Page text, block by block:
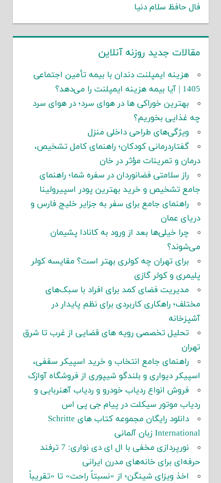
فال حافظ سلام دنیا
مقالات جدید روزنه آنلاین
هزینه ایمپلنت دندان با بیمه تأمین اجتماعی
1405 | آیا بیمه هزینه ایمپلنت را می‌دهد؟
بهترین خوراکی ها در هوای سرد؛ در هوای سرد
چه غذایی بخوریم؟
ویژگی‌های طراحی داخلی منزل
گفتاردرمانی کودکان؛ راهنمای کامل تشخیص،
درمان و تمرینات مؤثر در خان
راز سلامتی فضانوردان در سفره شما؛ راهنمای
جامع تشخیص و خرید بهترین پودر اسپیرولینا
راهنمای جامع برای سفر به جزایر خلیج فارس و
دریای عمان
چرا خیلی‌ها بعد از ورود به کانادا پشیمان
می‌شوند؟
برای تهران چه کولری بهتر است؟ مقایسه کولر
پلیمری و کولر گازی
مدیریت فضای کمد برای افراد با سبک‌های
مختلف؛ راهکاری کاربردی برای نظم پایدار در
آشپزخانه
تحلیل تخصصی رویه های قضایی از غرب تا شرق
تهران
راهنمای جامع انتخاب و خرید اسپیکر سقفی،
اسپیکر دیواری و بلندگو شیپوری از فروشگاه آوازک
فروش انواع ردیاب خودرو و ردیاب آهنربایی و
ردیاب موتور سیکلت در پیام جی پی اس
دانلود رایگان مجموعه کتاب های Schritte
International زبان آلمانی
نورپردازی مخفی با ال ای دی نواری: 7 ترفند
حرفه‌ای برای خانه‌های مدرن ایرانی
اخذ ویزای شینگن؛ از «نسبتاً راحت» تا «تقریباً